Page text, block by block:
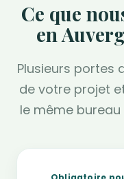
Ce que
en
Plusieurs portes
de votre projet
le même